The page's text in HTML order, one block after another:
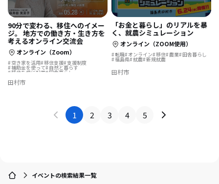
90分で変わる、移住へのイメー
ジ。 地方での働き方・生き方を
考えるオンライン交流会
オンライン（Zoom）
空き家を活用 移住支援 支援制度
補助金を使って 自然と暮らす
移住を機に起業 田舎暮らし
田村市
「お金と暮らし」のリアルを暴
く、就農シミュレーション
オンライン（ZOOM使用）
転職 オンライン 移住 農業 田舎暮らし
福島県 就農 新規就農
田村市
1 2 3 4 5
イベントの検索結果一覧